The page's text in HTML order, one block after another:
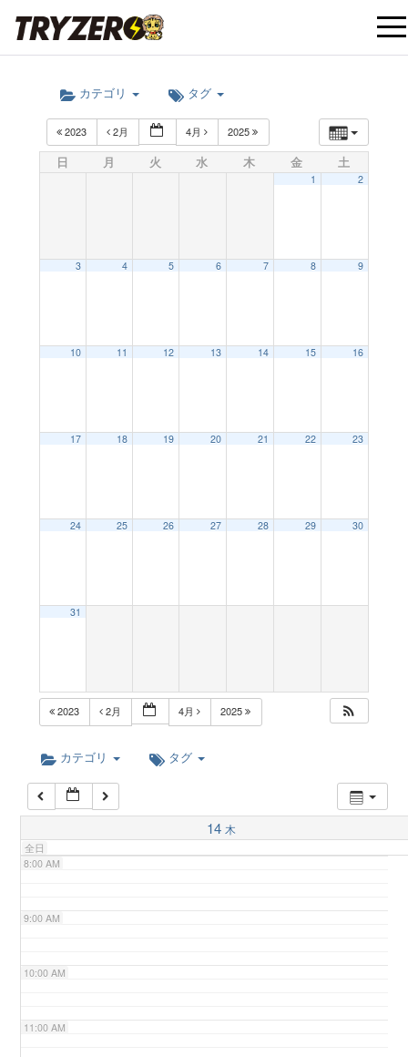
t
カテゴリ タグ
2023 2月 4月 2025
日 月 火 水 木 金 土
1 2
3 4 5 6 7 8 9
10 11 12 13 14 15 16
17 18 19 20 21 22 23
24 25 26 27 28 29 30
31
2023 2月 4月 2025
カテゴリ タグ
14 木
全日
5:00 AM
6:00 AM
7:00 AM
8:00 AM
9:00 AM
10:00 AM
11:00 AM